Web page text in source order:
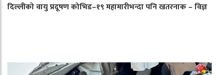
दिल्लीको वायु प्रदूषण कोभिड–१९ महामारीभन्दा पनि खतरनाक – विज्ञ